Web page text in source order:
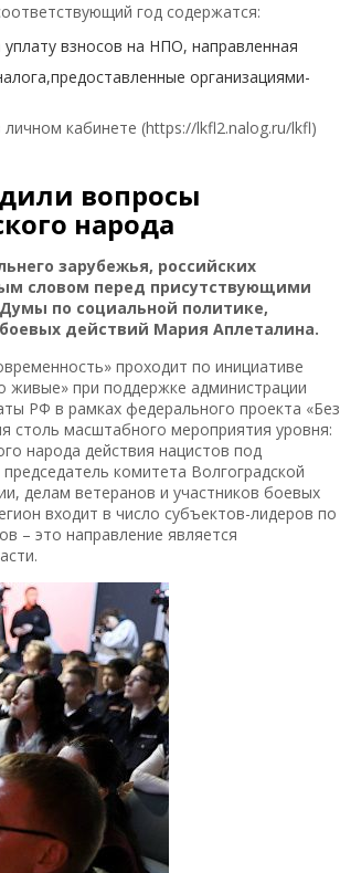
год содержатся:
взносов на НПО, направленная
организациями-
кабинете (https://lkfl2.nalog.ru/lkfl)
вопросы
народа
зарубежья, российских
словом перед присутствующими
по социальной политике,
действий Мария Аплеталина.
проходит по инициативе
живые» при поддержке администрации
РФ в рамках федерального проекта «Без
столь масштабного мероприятия уровня:
народа действия нацистов под
комитета Волгоградской
делам ветеранов и участников боевых
входит в число субъектов-лидеров по
– это направление является